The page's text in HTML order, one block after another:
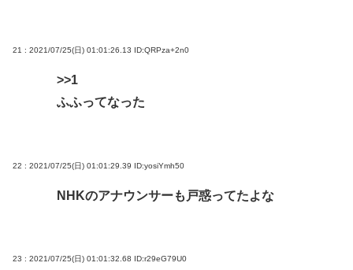
21 : 2021/07/25(日) 01:01:26.13 ID:QRPza+2n0
>>1
ふふってなった
22 : 2021/07/25(日) 01:01:29.39 ID:yosiYmh50
NHKのアナウンサーも戸惑ってたよな
23 : 2021/07/25(日) 01:01:32.68 ID:r29eG79U0